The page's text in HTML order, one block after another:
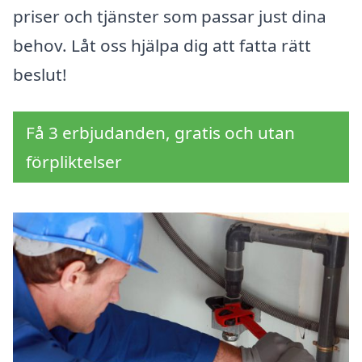
priser och tjänster som passar just dina
behov. Låt oss hjälpa dig att fatta rätt
beslut!
Få 3 erbjudanden, gratis och utan
förpliktelser